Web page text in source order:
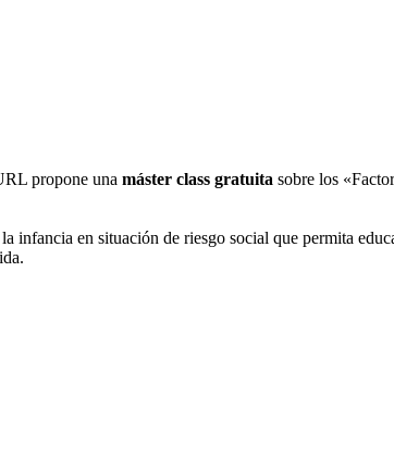
propone una máster class gratuita sobre los
en situación de riesgo social que permita